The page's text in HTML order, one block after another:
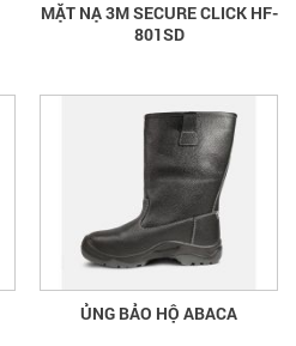
MẶT NẠ 3M SECURE CLICK HF-
801SD
ỦNG BẢO HỘ ABACA